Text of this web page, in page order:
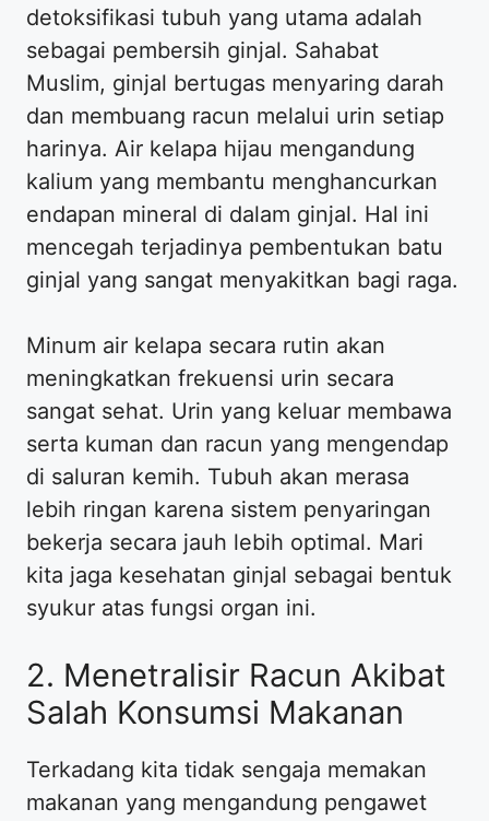
detoksifikasi tubuh yang utama adalah
sebagai pembersih ginjal. Sahabat
Muslim, ginjal bertugas menyaring darah
dan membuang racun melalui urin setiap
harinya. Air kelapa hijau mengandung
kalium yang membantu menghancurkan
endapan mineral di dalam ginjal. Hal ini
mencegah terjadinya pembentukan batu
ginjal yang sangat menyakitkan bagi raga.
Minum air kelapa secara rutin akan
meningkatkan frekuensi urin secara
sangat sehat. Urin yang keluar membawa
serta kuman dan racun yang mengendap
di saluran kemih. Tubuh akan merasa
lebih ringan karena sistem penyaringan
bekerja secara jauh lebih optimal. Mari
kita jaga kesehatan ginjal sebagai bentuk
syukur atas fungsi organ ini.
2. Menetralisir Racun Akibat
Salah Konsumsi Makanan
Terkadang kita tidak sengaja memakan
makanan yang mengandung pengawet